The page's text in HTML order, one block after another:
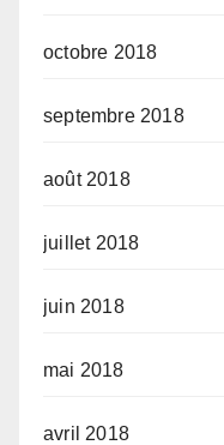
octobre 2018
septembre 2018
août 2018
juillet 2018
juin 2018
mai 2018
avril 2018